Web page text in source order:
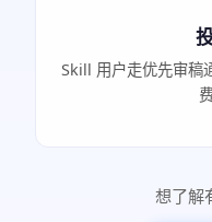
Skill 用户走优先审稿
想了解